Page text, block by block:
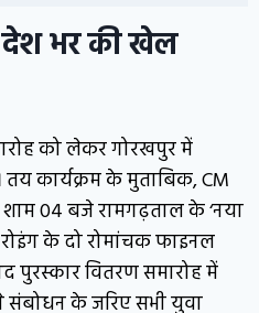
देश भर की खेल
को लेकर गोरखपुर में
कार्यक्रम के मुताबिक, CM
04 बजे रामगढ़ताल के ‘नया
के दो रोमांचक फाइनल
वितरण समारोह में
के जरिए सभी युवा